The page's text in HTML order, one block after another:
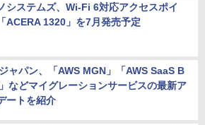
システムズ、Wi-Fi 6対応アクセスポイ
ACERA 1320」を7月発売予定
ャパン、「AWS MGN」「AWS SaaS B
などマイグレーションサービスの最新ア
ートを紹介